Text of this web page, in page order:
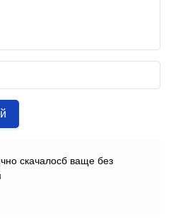
скачалосб ваще без